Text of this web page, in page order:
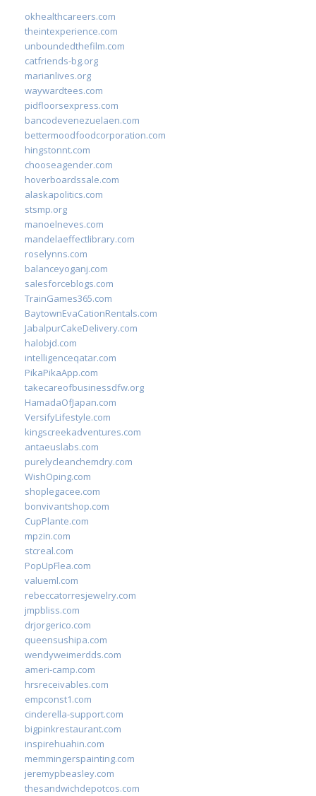
okhealthcareers.com
theintexperience.com
unboundedthefilm.com
catfriends-bg.org
marianlives.org
waywardtees.com
pidfloorsexpress.com
bancodevenezuelaen.com
bettermoodfoodcorporation.com
hingstonnt.com
chooseagender.com
hoverboardssale.com
alaskapolitics.com
stsmp.org
manoelneves.com
mandelaeffectlibrary.com
roselynns.com
balanceyoganj.com
salesforceblogs.com
TrainGames365.com
BaytownEvaCationRentals.com
JabalpurCakeDelivery.com
halobjd.com
intelligenceqatar.com
PikaPikaApp.com
takecareofbusinessdfw.org
HamadaOfJapan.com
VersifyLifestyle.com
kingscreekadventures.com
antaeuslabs.com
purelycleanchemdry.com
WishOping.com
shoplegacee.com
bonvivantshop.com
CupPlante.com
mpzin.com
stcreal.com
PopUpFlea.com
valueml.com
rebeccatorresjewelry.com
jmpbliss.com
drjorgerico.com
queensushipa.com
wendyweimerdds.com
ameri-camp.com
hrsreceivables.com
empconst1.com
cinderella-support.com
bigpinkrestaurant.com
inspirehuahin.com
memmingerspainting.com
jeremypbeasley.com
thesandwichdepotcos.com